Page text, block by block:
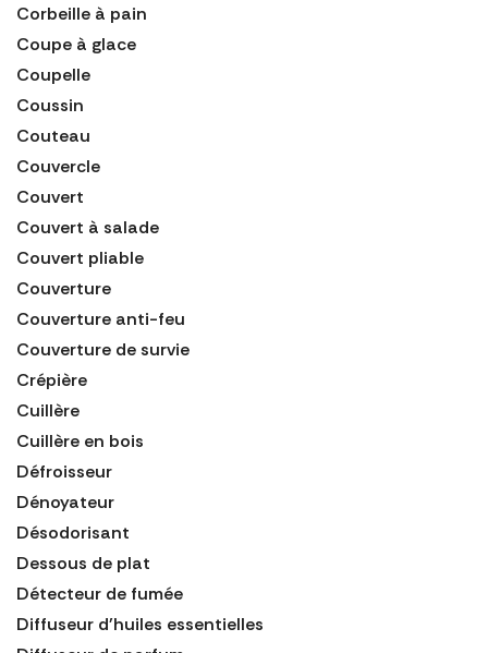
Corbeille à pain
Coupe à glace
Coupelle
Coussin
Couteau
Couvercle
Couvert
Couvert à salade
Couvert pliable
Couverture
Couverture anti-feu
Couverture de survie
Crépière
Cuillère
Cuillère en bois
Défroisseur
Dénoyateur
Désodorisant
Dessous de plat
Détecteur de fumée
Diffuseur d'huiles essentielles